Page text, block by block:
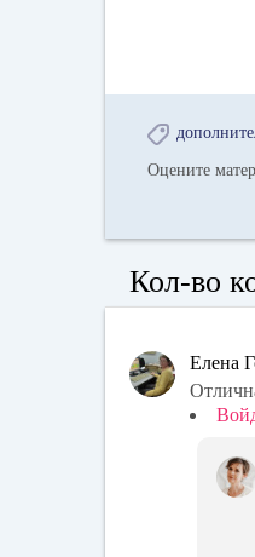
Оцените
Кол-во
Елена